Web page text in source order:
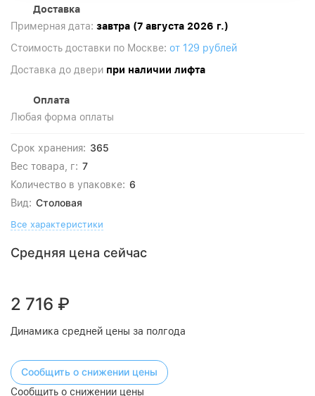
Доставка
Примерная дата: завтра (7 августа 2026 г.)
Стоимость доставки по Москве: от 129 рублей
Доставка до двери при наличии лифта
Оплата
Любая форма оплаты
Срок хранения: 365
Вес товара, г: 7
Количество в упаковке: 6
Вид: Столовая
Все характеристики
Средняя цена сейчас
2 716 ₽
Динамика средней цены за полгода
Сообщить о снижении цены
Сообщить о снижении цены